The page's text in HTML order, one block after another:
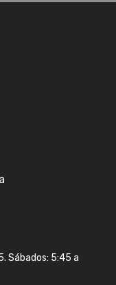
Sábados: 5:45 a